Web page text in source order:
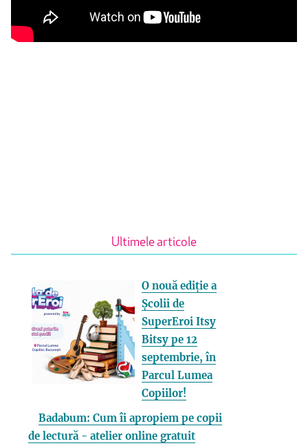
Ultimele articole
O nouă ediție a
Școlii de
SuperEroi Itsy
Bitsy pe 12
septembrie, în
Parcul Lumea
Copiilor!
Badabum: Cum îi apropiem pe copii
de lectură - atelier online gratuit